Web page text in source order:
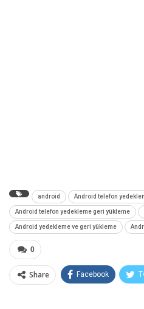
android Android telefon
Android telefon yedekleme geri yükleme
Android yedekleme ve geri yükleme
0
Share Facebook